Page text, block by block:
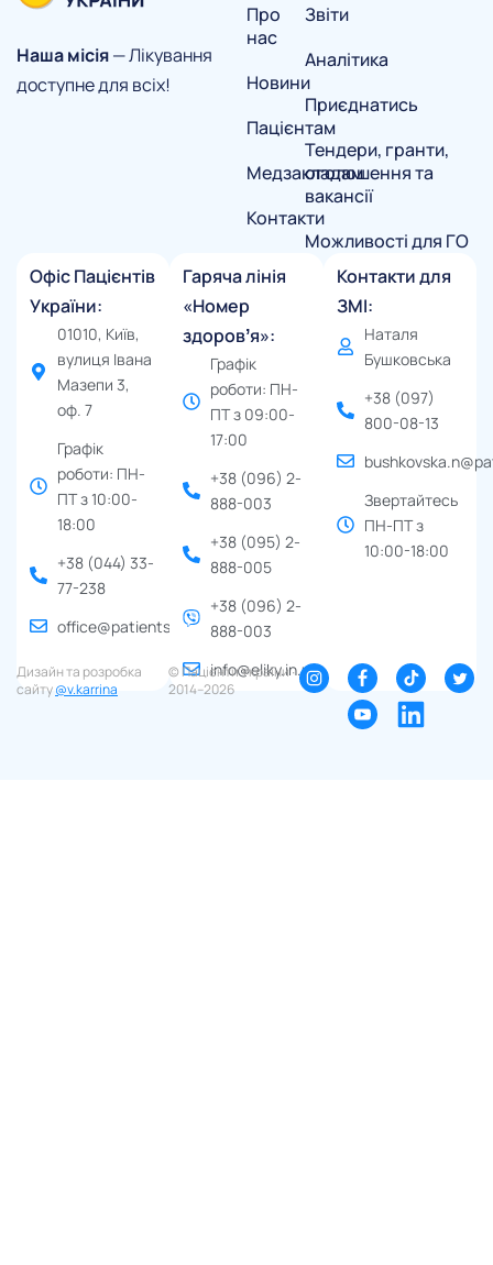
Наша місія— Лікування
доступне для всіх!
Про
нас
Новини
Пацієнтам
Медзакладам
Контакти
Звіти
Аналітика
Приєднатись
Тендери, гранти,
оголошення та
вакансії
Можливості для ГО
Офіс Пацієнтів
України:
01010, Київ,
вулиця Івана
Мазепи 3,
оф. 7
Графік
роботи: ПН-
ПТ з 10:00-
18:00
+38 (044) 33-
77-238
office@patients.org.ua
Гаряча лінія
«Номер
здоровʼя»:
Графік
роботи: ПН-
ПТ з 09:00-
17:00
+38 (096) 2-
888-003
+38 (095) 2-
888-005
+38 (096) 2-
888-003
info@eliky.in.ua
Контакти для
ЗМІ:
Наталя
Бушковська
+38 (097)
800-08-13
Звертайтесь
ПН-ПТ з
10:00-18:00
Дизайн та розробка
сайту@v.karrina
© Пацієнти України ∙
2014–2026